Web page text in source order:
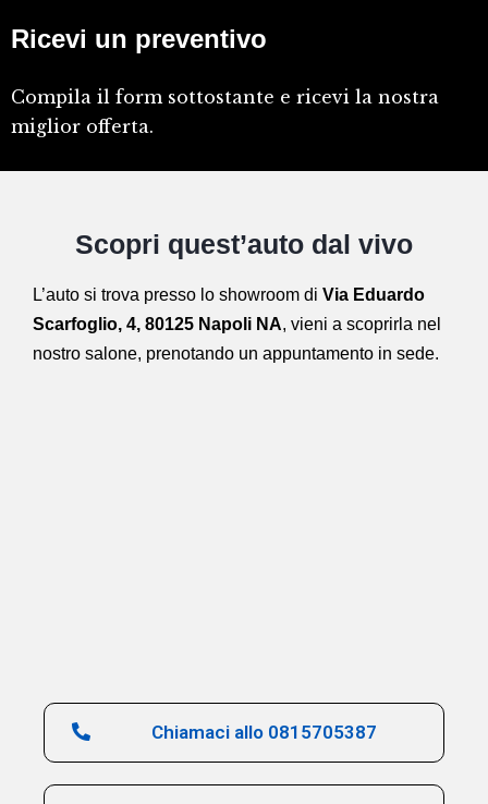
Ricevi un preventivo
Compila il form sottostante e ricevi la nostra
miglior offerta.
Scopri quest’auto dal vivo
L’auto si trova presso lo showroom di Via Eduardo
Scarfoglio, 4, 80125 Napoli NA, vieni a scoprirla nel
nostro salone, prenotando un appuntamento in sede.
Chiamaci allo 0815705387